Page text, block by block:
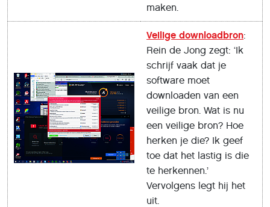
maken.
Veilige downloadbron:
Rein de Jong zegt: ‘Ik
schrijf vaak dat je
software moet
downloaden van een
veilige bron. Wat is nu
een veilige bron? Hoe
herken je die? Ik geef
toe dat het lastig is die
te herkennen.’
Vervolgens legt hij het
uit.